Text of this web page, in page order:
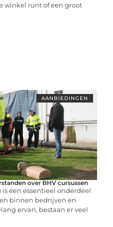
winkel runt of een groot
AANBIEDINGEN
over BHV cursussen
een essentieel onderdeel
binnen bedrijven en
ervan, bestaan er veel